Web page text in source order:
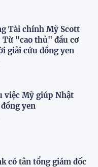
Tài chính Mỹ Scott
Từ "cao thủ" đầu cơ
giải cứu đồng yen
việc Mỹ giúp Nhật
yen
có tân tổng giám đốc